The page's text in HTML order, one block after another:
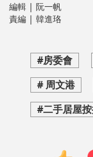
編輯 | 阮一帆
責編 | 韓進珞
#房委會
# 周文港
#二手居屋